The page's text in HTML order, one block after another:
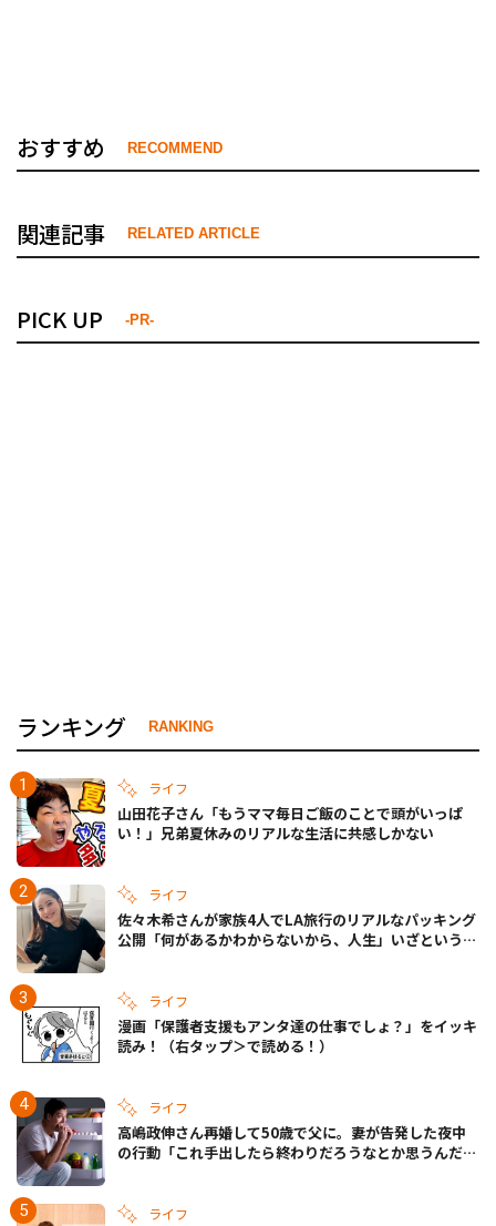
おすすめ RECOMMEND
関連記事 RELATED ARTICLE
PICK UP -PR-
ランキング RANKING
ライフ
山田花子さん「もうママ毎日ご飯のことで頭がいっぱ
い！」兄弟夏休みのリアルな生活に共感しかない
ライフ
佐々木希さんが家族4人でLA旅行のリアルなパッキング
公開「何があるかわからないから、人生」いざというと
ライフ
漫画「保護者支援もアンタ達の仕事でしょ？」をイッキ
読み！（右タップ＞で読める！）
ライフ
高嶋政伸さん再婚して50歳で父に。妻が告発した夜中
の行動「これ手出したら終わりだろうなとか思うんだけ
ライフ